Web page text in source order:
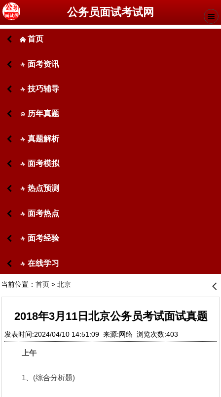
公务员面试考试网
󰄫 首页
󰋙 面考资讯
󰋙 技巧辅导
󰊧 历年真题
󰋙 真题解析
󰋙 面考模拟
󰋙 热点预测
󰋙 面考热点
󰋙 面考经验
󰋙 在线学习
当前位置： 首页> 北京 󰊒
2018年3月11日北京公务员考试面试真题
发表时间:2024/04/10 14:51:09 来源:网络 浏览次数:403
上午
1、(综合分析题)